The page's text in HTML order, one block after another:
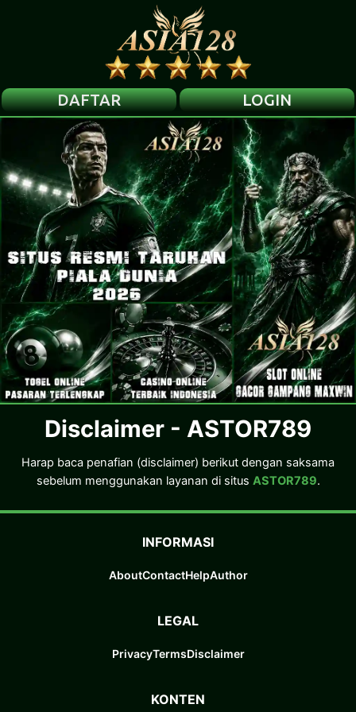
DAFTAR LOGIN
Disclaimer - ASTOR789
Harap baca penafian (disclaimer) berikut dengan saksama
sebelum menggunakan layanan di situs ASTOR789.
INFORMASI
AboutContactHelpAuthor
LEGAL
PrivacyTermsDisclaimer
KONTEN